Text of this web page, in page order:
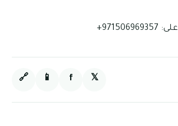
𝕏
f
📱
🔗